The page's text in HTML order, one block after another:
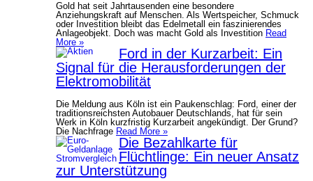
Gold hat seit Jahrtausenden eine besondere
Anziehungskraft auf Menschen. Als Wertspeicher, Schmuck
oder Investition bleibt das Edelmetall ein faszinierendes
Anlageobjekt. Doch was macht Gold als Investition Read
More »
Ford in der Kurzarbeit: Ein
Signal für die Herausforderungen der
Elektromobilität
Die Meldung aus Köln ist ein Paukenschlag: Ford, einer der
traditionsreichsten Autobauer Deutschlands, hat für sein
Werk in Köln kurzfristig Kurzarbeit angekündigt. Der Grund?
Die Nachfrage Read More »
Die Bezahlkarte für
Flüchtlinge: Ein neuer Ansatz
zur Unterstützung